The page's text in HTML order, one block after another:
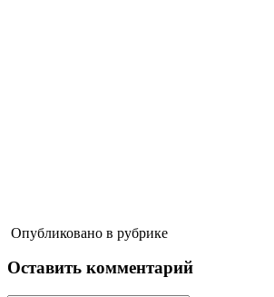
Опубликовано в рубрике
Оставить комментарий